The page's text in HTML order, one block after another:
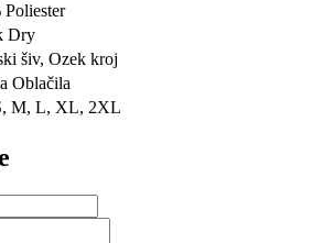
Poliester
Dry
šiv, Ozek kroj
Oblačila
M, L, XL, 2XL